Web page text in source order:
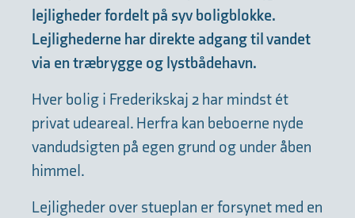
lejligheder fordelt på syv boligblokke.
Lejlighederne har direkte adgang til vandet
via en træbrygge og lystbådehavn.
Hver bolig i Frederikskaj 2 har mindst ét
privat udeareal. Herfra kan beboerne nyde
vandudsigten på egen grund og under åben
himmel.
Lejligheder over stueplan er forsynet med en